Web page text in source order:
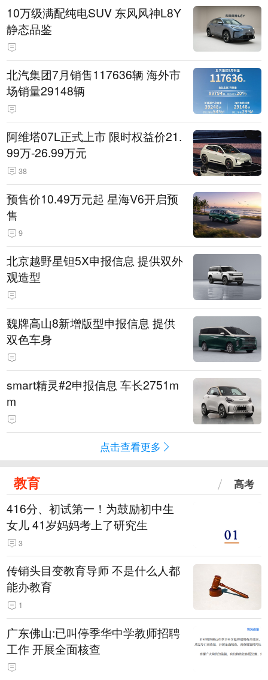
10万级满配纯电SUV 东风风神L8Y
静态品鉴
北汽集团7月销售117636辆 海外市
场销量29148辆
阿维塔07L正式上市 限时权益价21.
99万-26.99万元
38
预售价10.49万元起 星海V6开启预
售
9
北京越野星钽5X申报信息 提供双外
观造型
魏牌高山8新增版型申报信息 提供
双色车身
smart精灵#2申报信息 车长2751m
m
点击查看更多
教育 高考
416分、初试第一！为鼓励初中生
女儿 41岁妈妈考上了研究生
3
传销头目变教育导师 不是什么人都
能办教育
1
广东佛山:已叫停季华中学教师招聘
工作 开展全面核查